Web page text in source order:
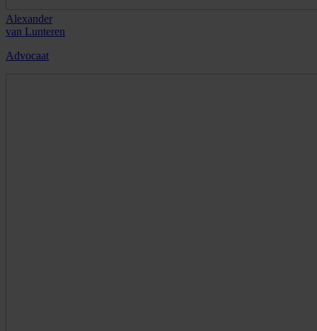
Alexander
van Lunteren
Advocaat